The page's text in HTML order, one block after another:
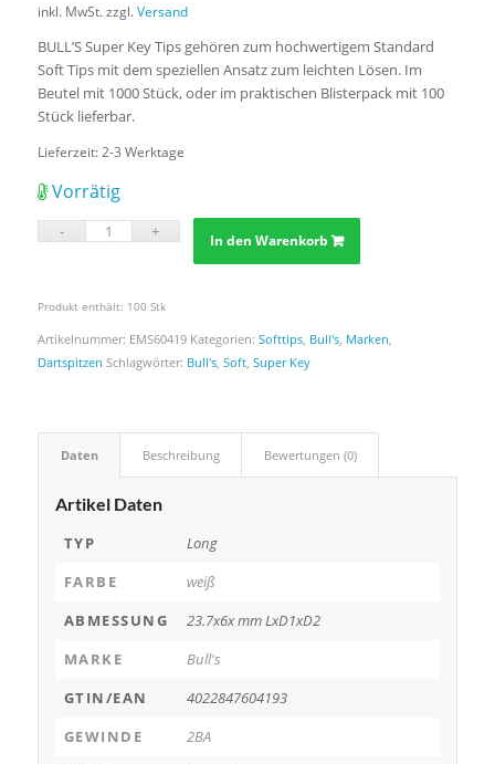
inkl. MwSt. zzgl. Versand
BULL’S Super Key Tips gehören zum hochwertigem Standard
Soft Tips mit dem speziellen Ansatz zum leichten Lösen. Im
Beutel mit 1000 Stück, oder im praktischen Blisterpack mit 100
Stück lieferbar.
Lieferzeit: 2-3 Werktage
Vorrätig
In den Warenkorb
Produkt enthält: 100 Stk
Artikelnummer: EMS60419 Kategorien: Softtips, Bull's, Marken,
Dartspitzen Schlagwörter: Bull's, Soft, Super Key
Daten Beschreibung Bewertungen (0)
Artikel Daten
TYP
Long
FARBE
weiß
ABMESSUNG
23.7x6x mm LxD1xD2
MARKE
Bull's
GTIN/EAN
4022847604193
GEWINDE
2BA